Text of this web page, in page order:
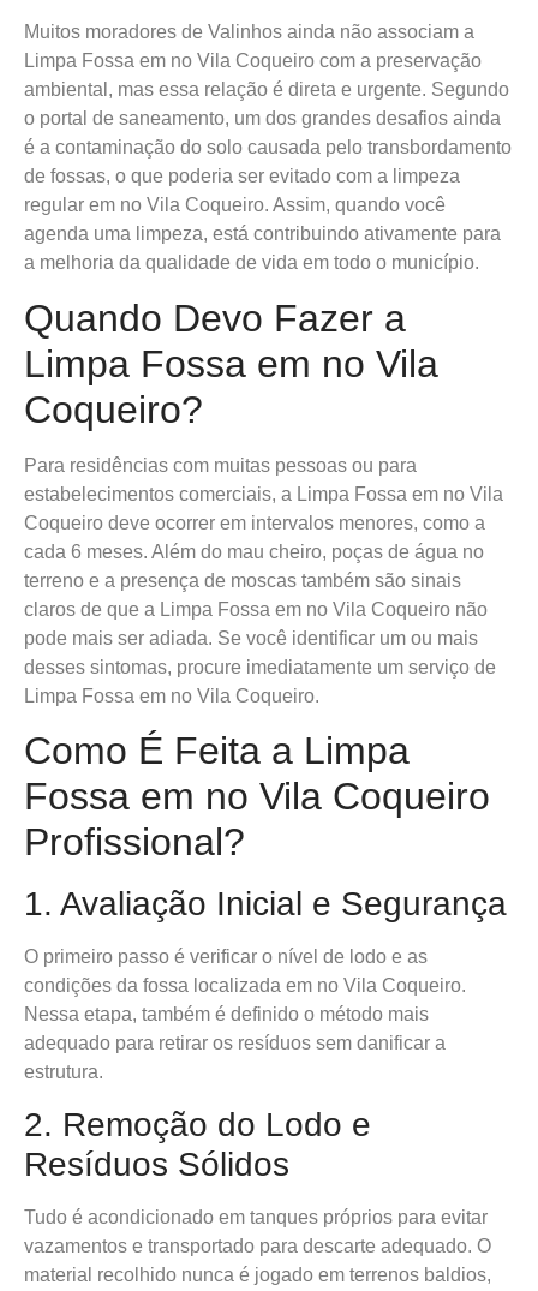
Muitos moradores de Valinhos ainda não associam a
Limpa Fossa em no Vila Coqueiro com a preservação
ambiental, mas essa relação é direta e urgente. Segundo
o portal de saneamento, um dos grandes desafios ainda
é a contaminação do solo causada pelo transbordamento
de fossas, o que poderia ser evitado com a limpeza
regular em no Vila Coqueiro. Assim, quando você
agenda uma limpeza, está contribuindo ativamente para
a melhoria da qualidade de vida em todo o município.
Quando Devo Fazer a
Limpa Fossa em no Vila
Coqueiro?
Para residências com muitas pessoas ou para
estabelecimentos comerciais, a Limpa Fossa em no Vila
Coqueiro deve ocorrer em intervalos menores, como a
cada 6 meses. Além do mau cheiro, poças de água no
terreno e a presença de moscas também são sinais
claros de que a Limpa Fossa em no Vila Coqueiro não
pode mais ser adiada. Se você identificar um ou mais
desses sintomas, procure imediatamente um serviço de
Limpa Fossa em no Vila Coqueiro.
Como É Feita a Limpa
Fossa em no Vila Coqueiro
Profissional?
1. Avaliação Inicial e Segurança
O primeiro passo é verificar o nível de lodo e as
condições da fossa localizada em no Vila Coqueiro.
Nessa etapa, também é definido o método mais
adequado para retirar os resíduos sem danificar a
estrutura.
2. Remoção do Lodo e
Resíduos Sólidos
Tudo é acondicionado em tanques próprios para evitar
vazamentos e transportado para descarte adequado. O
material recolhido nunca é jogado em terrenos baldios,